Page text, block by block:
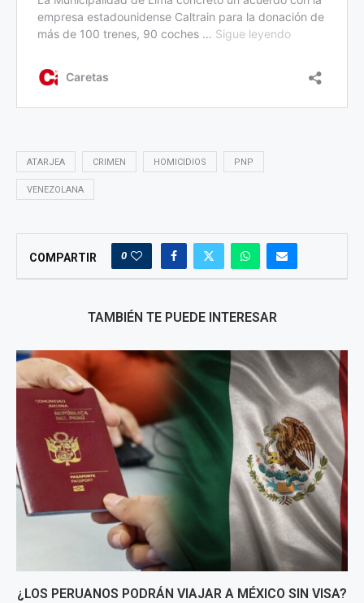
ATARJEA CRIMEN HOMICIDIOS PNP
VENEZOLANA
COMPARTIR 0
TAMBIÉN TE PUEDE INTERESAR
¿LOS PERUANOS PODRÁN VIAJAR A MÉXICO SIN VISA?